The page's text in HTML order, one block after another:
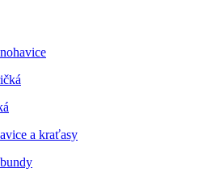
a kraťasy